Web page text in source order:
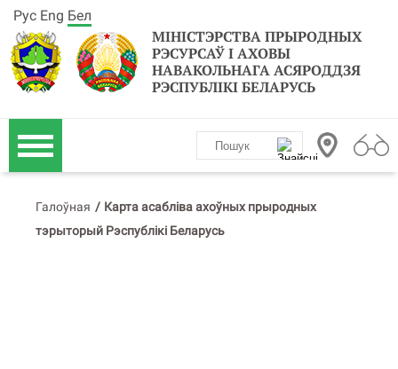
МІНІСТЭРСТВА ПРЫРОДНЫХ
РЭСУРСАЎ І АХОВЫ
НАВАКОЛЬНАГА АСЯРОДДЗЯ
РЭСПУБЛІКІ БЕЛАРУСЬ
Рус Eng Бел
Галоўная / Карта асабліва ахоўных прыродных
тэрыторый Рэспублікі Беларусь